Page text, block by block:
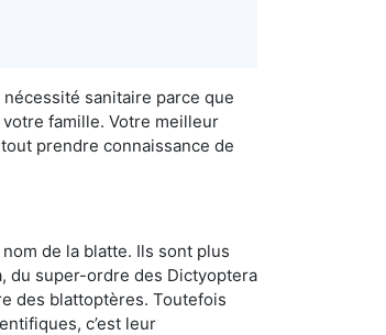
sanitaire parce que
famille. Votre meilleur
prendre connaissance de
de la blatte. Ils sont plus
du super-ordre des Dictyoptera
des blattoptères. Toutefois
c’est leur